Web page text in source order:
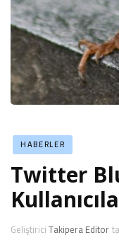
HABERLER
Twitter
GeliştiriciTakipera Editor